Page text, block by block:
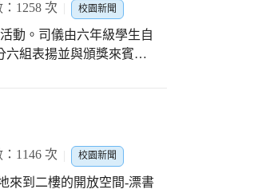
1258 次 校園新聞
動。司儀由六年級學生自
六組表揚並與頒獎來賓合
體驗活動，今年學校規
及「白糖蔥」，讓學生
愛與專注投入。學生在
1146 次 校園新聞
來到二樓的開放空間-漂書